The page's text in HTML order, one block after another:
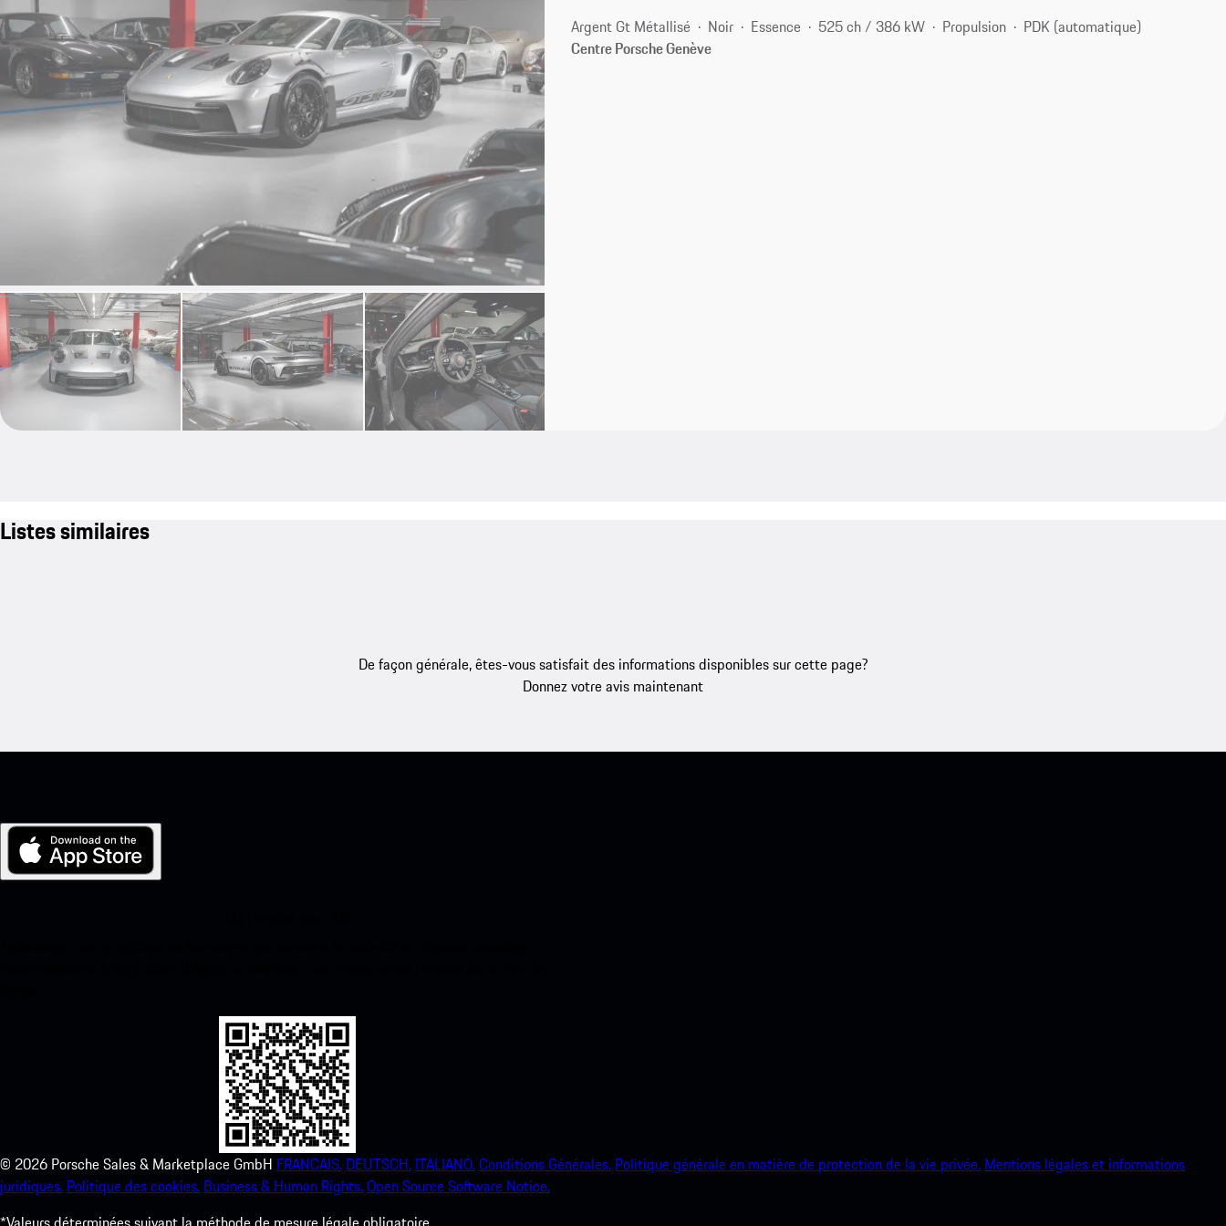
Argent Gt Métallisé Noir Essence 525 ch / 386 kW Propulsion
PDK (automatique)
Centre Porsche Genève
Listes similaires
De façon générale, êtes-vous satisfait des informations disponibles sur cette page?
Donnez votre avis maintenant
© 2026 Porsche Sales & Marketplace GmbH FRANCAIS. DEUTSCH. ITALIANO.Conditions Générales. Politique générale en matière de protection de la vie privée. Mentions légales et informations
juridiques. Politique des cookies. Business & Human Rights.Open Source Software Notice.